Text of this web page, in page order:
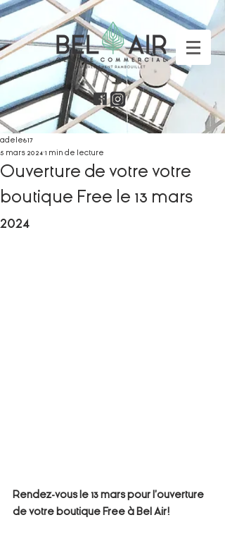
Ouverture de votre votre
boutique Free le 13 mars
2024
adele617
5 mars 2024 1 min de lecture
Rendez-vous le 13 mars pour l'ouverture
de votre boutique Free à Bel Air!